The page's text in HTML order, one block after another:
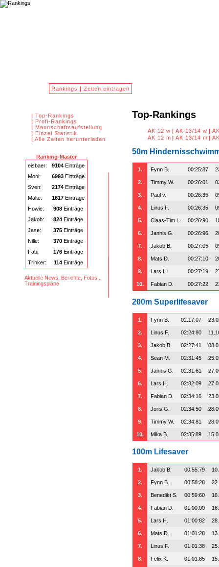
Rankings | Zeiten eintragen
Top-Rankings
AK 12 w | AK 13/14 w |
AK 12 m | AK 13/14 m |
50m
1. Fynn B. 00:25:87
2. Timmy W. 00:26:01
3. Paul v. 00:26:35
4. Linus F. 00:26:35
5. Claas-Tim L. 00:26:90
6. Jannis G. 00:26:96
7. Jakob B. 00:27:05
8. Mats D. 00:27:10
9. Lars H. 00:27:19
10. Fabian D. 00:27:22
200m Superlifesaver
1. Fynn B. 02:17:07
2. Linus F. 02:24:80
3. Jakob B. 02:27:41
4. Sean M. 02:31:45
5. Jannis G. 02:31:61
6. Lars H. 02:32:09
7. Fabian D. 02:34:16
8. Joris G. 02:34:50
9. Timmy W. 02:34:81
10. Mika B. 02:35:89
100m Lifesaver
1. Jakob B. 00:55:79
2. Fynn B. 00:58:28
3. Benedikt S. 00:59:60
4. Fabian D. 01:00:00
5. Lars H. 01:00:82
6. Mats D. 01:01:28
7. Linus F. 01:01:38
8. Felix K. 01:01:85
| Top-Rankings
| Profi-Rankings
| Mannschaftsaufstellung
| Einzel Statistik
| Alle Zeiten herunterladen
Ranking-Master
eisbaer:
9104 Einträge
Moni:
6993 Einträge
Sven:
2174 Einträge
Malte:
1617 Einträge
Howie:
908 Einträge
Jakob:
824 Einträge
Jase:
375 Einträge
Nille:
370 Einträge
Fabi:
176 Einträge
Trinker:
114Einträge
Aktuelle News, Berichte, Fotos...
Trainingspläne